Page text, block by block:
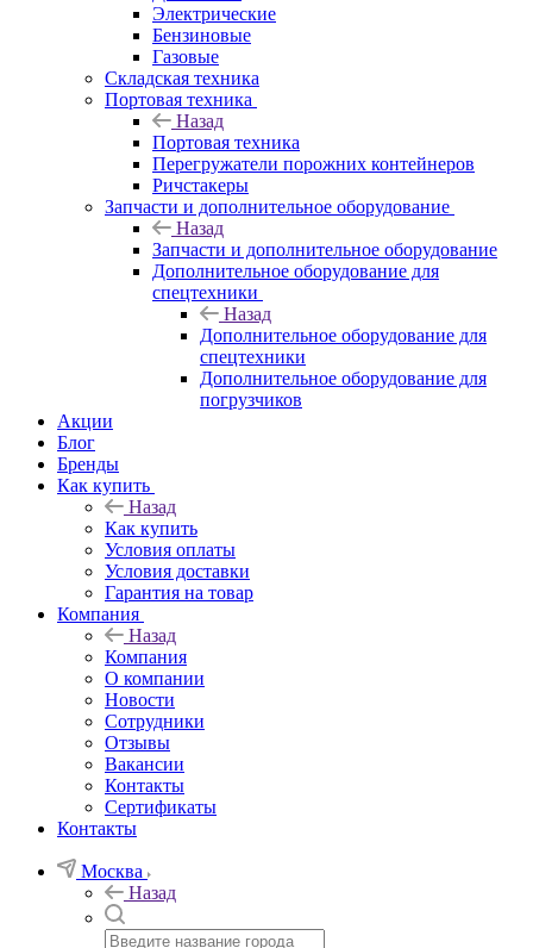
Электрические
Бензиновые
Газовые
Складская техника
Портовая техника
Назад
Портовая техника
Перегружатели порожних контейнеров
Ричстакеры
Запчасти и дополнительное оборудование
Назад
Запчасти и дополнительное оборудование
Дополнительное оборудование для
спецтехники
Назад
Дополнительное оборудование для
спецтехники
Дополнительное оборудование для
погрузчиков
Акции
Блог
Бренды
Как купить
Назад
Как купить
Условия оплаты
Условия доставки
Гарантия на товар
Компания
Назад
Компания
О компании
Новости
Сотрудники
Отзывы
Вакансии
Контакты
Сертификаты
Контакты
Москва
Назад